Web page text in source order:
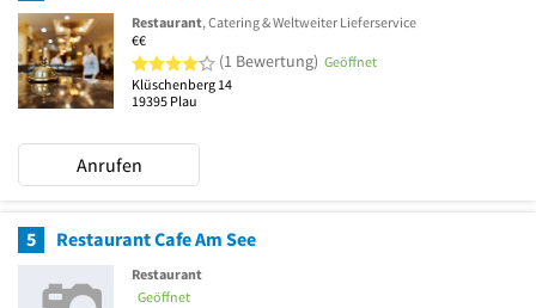
Restaurant, Catering & Weltweiter Lieferservice
€€
4 von 5 Sternen
(1 Bewertung) Geöffnet
Klüschenberg 14
19395 Plau
Anrufen
5 Restaurant Cafe Am See
Restaurant
Geöffnet